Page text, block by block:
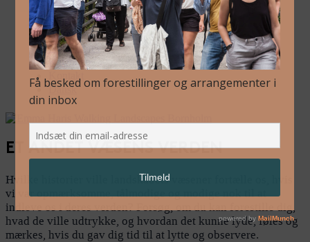
Om Os
Blog
Arkiv
Nyhedsbrev
Kalender
Dansk
ET ANDET VÆSENS VERDEN
Hvilke historier ville landskabets væsener fortælle os, hvis
vi var opmærksomme, tålmodige og modige nok til at
indleve os i deres verden? Forsøg, om du kan forestille dig,
hvad de ville udtrykke, og hvordan det kunne lyde, føles og
mærkes, hvis du gav dig tid til at lytte og observere.